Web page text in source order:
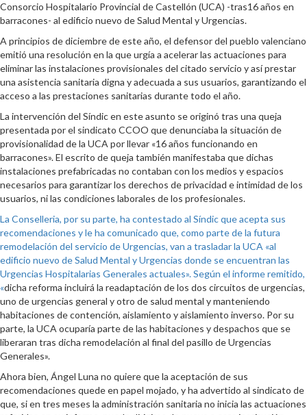
Consorcio Hospitalario Provincial de Castellón (UCA) -tras16 años en
barracones- al edificio nuevo de Salud Mental y Urgencias.
A principios de diciembre de este año, el defensor del pueblo valenciano
emitió una resolución en la que urgía a acelerar las actuaciones para
eliminar las instalaciones provisionales del citado servicio y así prestar
una asistencia sanitaria digna y adecuada a sus usuarios, garantizando el
acceso a las prestaciones sanitarias durante todo el año.
La intervención del Síndic en este asunto se originó tras una queja
presentada por el sindicato CCOO que denunciaba la situación de
provisionalidad de la UCA por llevar «16 años funcionando en
barracones». El escrito de queja también manifestaba que dichas
instalaciones prefabricadas no contaban con los medios y espacios
necesarios para garantizar los derechos de privacidad e intimidad de los
usuarios, ni las condiciones laborales de los profesionales.
La Conselleria, por su parte, ha contestado al Síndic que acepta sus
recomendaciones y le ha comunicado que, como parte de la futura
remodelación del servicio de Urgencias, van a trasladar la UCA «al
edificio nuevo de Salud Mental y Urgencias donde se encuentran las
Urgencias Hospitalarias Generales actuales». Según el informe remitido,
«dicha reforma incluirá la readaptación de los dos circuitos de urgencias,
uno de urgencias general y otro de salud mental y manteniendo
habitaciones de contención, aislamiento y aislamiento inverso. Por su
parte, la UCA ocuparía parte de las habitaciones y despachos que se
liberaran tras dicha remodelación al final del pasillo de Urgencias
Generales».
Ahora bien, Ángel Luna no quiere que la aceptación de sus
recomendaciones quede en papel mojado, y ha advertido al sindicato de
que, si en tres meses la administración sanitaria no inicia las actuaciones